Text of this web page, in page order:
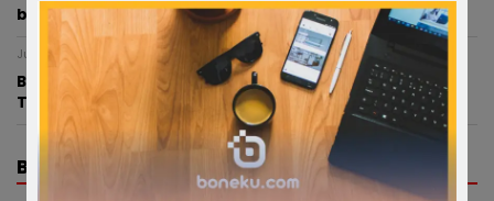
bagi Keluarga Balita Korban Kecelakaan
Jumat, 7 Agustus 2026 - 13:35 WITA
BREAKING NEWS : Nelayan di Bone Dilaporkan
Tenggelam di Perairan Cappa Ujung
BERITA TERBARU